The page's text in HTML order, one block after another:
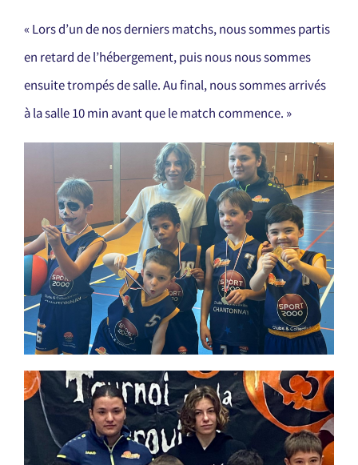
« Lors d’un de nos derniers matchs, nous sommes partis
en retard de l’hébergement, puis nous nous sommes
ensuite trompés de salle. Au final, nous sommes arrivés
à la salle 10 min avant que le match commence. »